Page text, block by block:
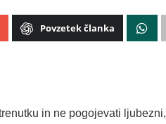
Povzetek članka
in ne pogojevati ljubezni,